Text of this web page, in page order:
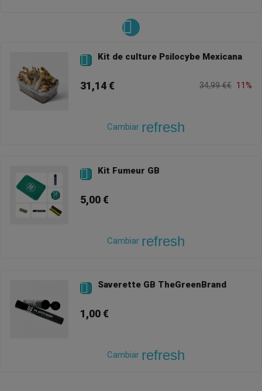
 Kit de culture Psilocybe Mexicana
31,14 € 34,99 €€ 11%
Cambiar refresh
 Kit Fumeur GB
5,00 €
Cambiar refresh
 Saverette GB TheGreenBrand
1,00 €
Cambiar refresh